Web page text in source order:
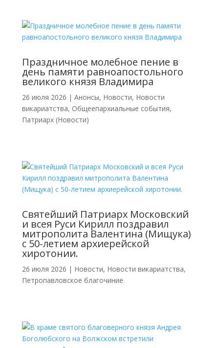
Праздничное молебное пение в
день памяти равноапостольного
великого князя Владимира
26 июля 2026 | Анонсы, Новости, Новости
викариатства, Общеепархиальные события,
Патриарх (Новости)
Святейший Патриарх Московский
и всея Руси Кирилл поздравил
митрополита Валентина (Мищука)
с 50-летием архиерейской
хиротонии.
26 июля 2026 | Новости, Новости викариатства,
Петропавловское благочиние